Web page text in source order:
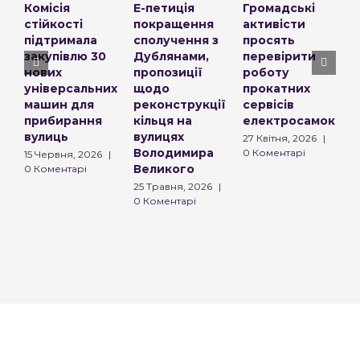
Комісія
стійкості
підтримала
закупівлю 30
нових
універсальних
машин для
прибирання
вулиць
15 Червня, 2026 |
0 Коментарі
Е-петиція
покращення
сполучення з
Дублянами,
пропозиції
щодо
реконструкції
кільця на
вулицях
Володимира
Великого
25 Травня, 2026 |
0 Коментарі
Громадські
активісти
просять
перевірити
роботу
прокатних
сервісів
електросамокатів
27 Квітня, 2026 |
0 Коментарі